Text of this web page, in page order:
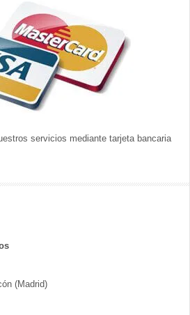
servicios mediante tarjeta bancaria
(Madrid)